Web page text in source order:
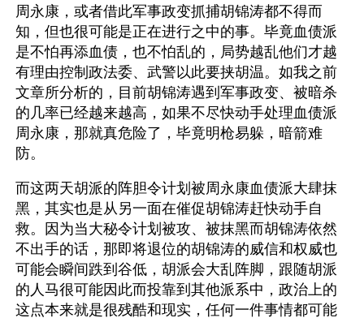
周永康，或者借此军事政变抓捕胡锦涛都不得而
知，但也很可能是正在进行之中的事。毕竟血债派
是不怕再添血债，也不怕乱的，局势越乱他们才越
有理由控制政法委、武警以此要挟胡温。如我之前
文章所分析的，目前胡锦涛遇到军事政变、被暗杀
的几率已经越来越高，如果不尽快动手处理血债派
周永康，那就真危险了，毕竟明枪易躲，暗箭难
防。
而这两天胡派的阵胆令计划被周永康血债派大肆抹
黑，其实也是从另一面在催促胡锦涛赶快动手自
救。因为当大秘令计划被攻、被抹黑而胡锦涛依然
不出手的话，那即将退位的胡锦涛的威信和权威也
可能会瞬间跌到谷低，胡派会大乱阵脚，跟随胡派
的人马很可能因此而投靠到其他派系中，政治上的
这点本来就是很残酷和现实，任何一件事情都可能